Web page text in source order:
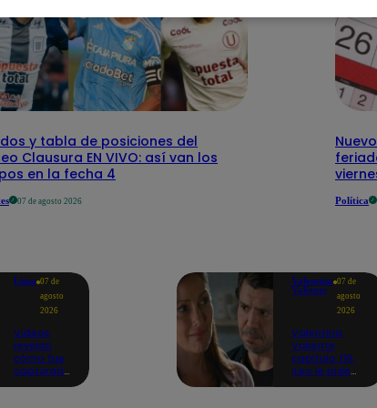
y tabla de posiciones del
Clausura EN VIVO: así van los
en la fecha 4
07 de agosto 2026 Política
Lima 07 de
agosto
2026
Videos
revelan
cómo fue
capturado
Valentina
Valiente
07 de
agosto
2026
Valentina
Valiente
capítulo 110:
¡Leo le pide